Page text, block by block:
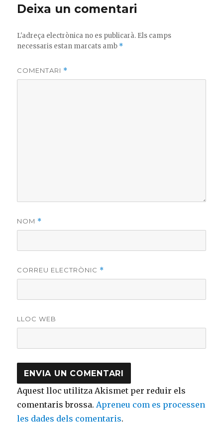
Deixa un comentari
L'adreça electrònica no es publicarà. Els camps
necessaris estan marcats amb *
COMENTARI *
NOM *
CORREU ELECTRÒNIC *
LLOC WEB
Aquest lloc utilitza Akismet per reduir els
comentaris brossa.Apreneu com es processen
les dades dels comentaris.